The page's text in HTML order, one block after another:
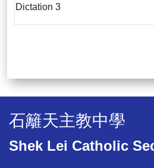
Dictation 3
石籬天主教中學
Shek Lei Catholic